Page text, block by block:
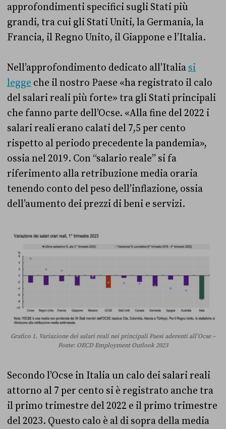
approfondimenti specifici sugli Stati più
grandi, tra cui gli Stati Uniti, la Germania, la
Francia, il Regno Unito, il Giappone e l’Italia.
Nell’approfondimento dedicato all’Italia si
legge che il nostro Paese «ha registrato il calo
del salari reali più forte» tra gli Stati principali
che fanno parte dell’Ocse. «Alla fine del 2022 i
salari reali erano calati del 7,5 per cento
rispetto al periodo precedente la pandemia»,
ossia nel 2019. Con “salario reale” si fa
riferimento alla retribuzione media oraria
tenendo conto del peso dell’inflazione, ossia
dell’aumento dei prezzi di beni e servizi.
Grafico 1. Variazione dei salari reali nei principali Paesi aderenti all’Ocse –
Fonte: OECD Employment Outlook 2023
Secondo l’Ocse in Italia un calo dei salari reali
attorno al 7 per cento si è registrato anche tra
il primo trimestre del 2022 e il primo trimestre
del 2023. Questo calo è al di sopra della media